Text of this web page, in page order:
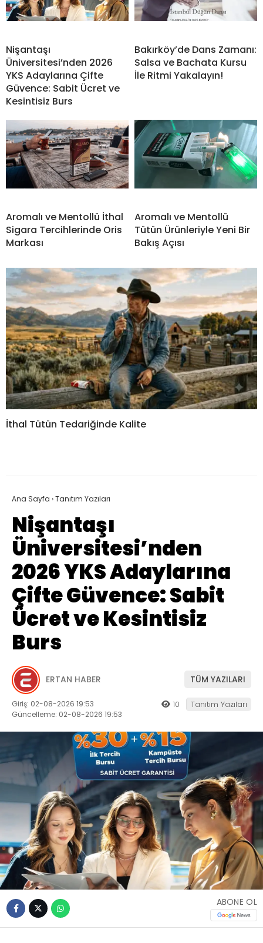
Nişantaşı
Üniversitesi’nden 2026
YKS Adaylarına Çifte
Güvence: Sabit Ücret ve
Kesintisiz Burs
Bakırköy’de Dans Zamanı:
Salsa ve Bachata Kursu
İle Ritmi Yakalayın!
Aromalı ve Mentollü İthal
Sigara Tercihlerinde Oris
Markası
Aromalı ve Mentollü
Tütün Ürünleriyle Yeni Bir
Bakış Açısı
İthal Tütün Tedariğinde Kalite
Ana Sayfa ›Tanıtım Yazıları
Nişantaşı
Üniversitesi’nden
2026 YKS Adaylarına
Çifte Güvence: Sabit
Ücret ve Kesintisiz
Burs
ERTAN HABER TÜM YAZILARI
Giriş: 02-08-2026 19:53
Güncelleme: 02-08-2026 19:53
10 Tanıtım Yazıları
ABONE OL